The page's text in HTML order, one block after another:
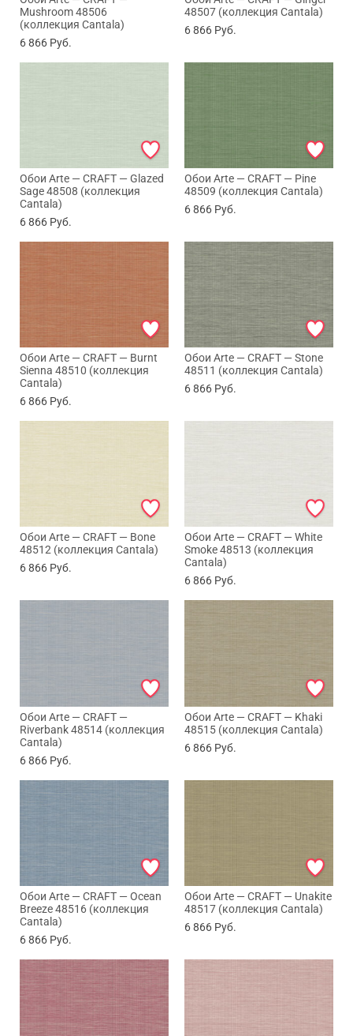
Mushroom 48506
(коллекция Cantala)
6 866 Руб.
48507 (коллекция Cantala)
6 866 Руб.
Обои Arte — CRAFT — Glazed
Sage 48508 (коллекция
Cantala)
6 866 Руб.
Обои Arte — CRAFT — Pine
48509 (коллекция Cantala)
6 866 Руб.
Обои Arte — CRAFT — Burnt
Sienna 48510 (коллекция
Cantala)
6 866 Руб.
Обои Arte — CRAFT — Stone
48511 (коллекция Cantala)
6 866 Руб.
Обои Arte — CRAFT — Bone
48512 (коллекция Cantala)
6 866 Руб.
Обои Arte — CRAFT — White
Smoke 48513 (коллекция
Cantala)
6 866 Руб.
Обои Arte — CRAFT —
Riverbank 48514 (коллекция
Cantala)
6 866 Руб.
Обои Arte — CRAFT — Khaki
48515 (коллекция Cantala)
6 866 Руб.
Обои Arte — CRAFT — Ocean
Breeze 48516 (коллекция
Cantala)
6 866 Руб.
Обои Arte — CRAFT — Unakite
48517 (коллекция Cantala)
6 866 Руб.